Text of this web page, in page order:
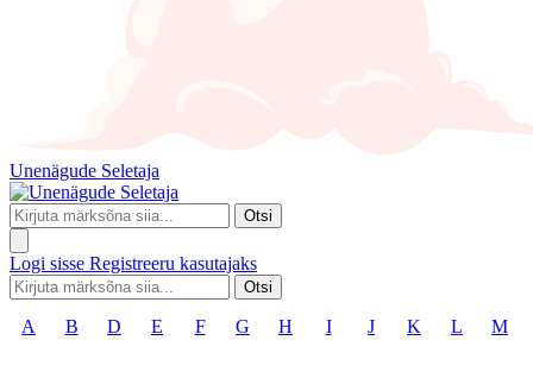
Unenägude Seletaja
Otsi
Logi sisse Registreeru kasutajaks
Otsi
A B D E F G H I J K L M